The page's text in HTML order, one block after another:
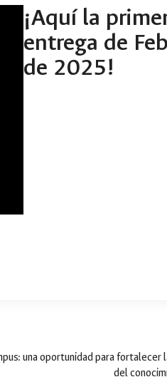
¡Aquí la
entrega de
de 2025!
una oportunidad para fortalecer
del